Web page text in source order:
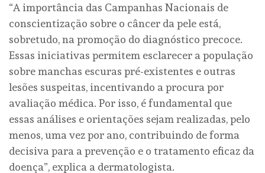
“A importância das Campanhas Nacionais de
conscientização sobre o câncer da pele está,
sobretudo, na promoção do diagnóstico precoce.
Essas iniciativas permitem esclarecer a população
sobre manchas escuras pré-existentes e outras
lesões suspeitas, incentivando a procura por
avaliação médica. Por isso, é fundamental que
essas análises e orientações sejam realizadas, pelo
menos, uma vez por ano, contribuindo de forma
decisiva para a prevenção e o tratamento eficaz da
doença”, explica a dermatologista.